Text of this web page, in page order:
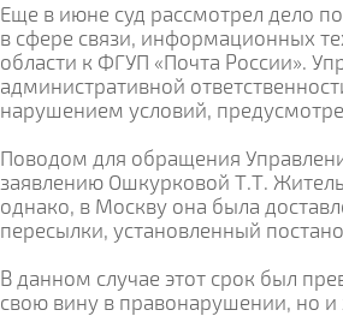
Еще в июне суд рассмотрел дело
в сфере связи, информационных
области к ФГУП «Почта России».
административной
нарушением условий,
Поводом для обращения
заявлению Ошкурковой Т.Т.
однако, в Москву она была
пересылки, установленный
В данном случае этот срок был
свою вину в правонарушении, но и